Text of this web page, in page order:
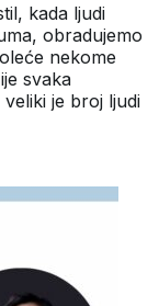
kada ljudi
obradujemo
nekome
svaka
je broj ljudi